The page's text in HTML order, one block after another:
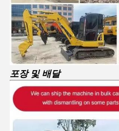
포장 및 배달